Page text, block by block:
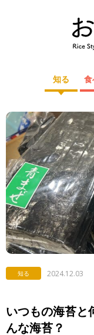
知る 食
知る 2024.12.03
いつもの海苔
んな海苔？